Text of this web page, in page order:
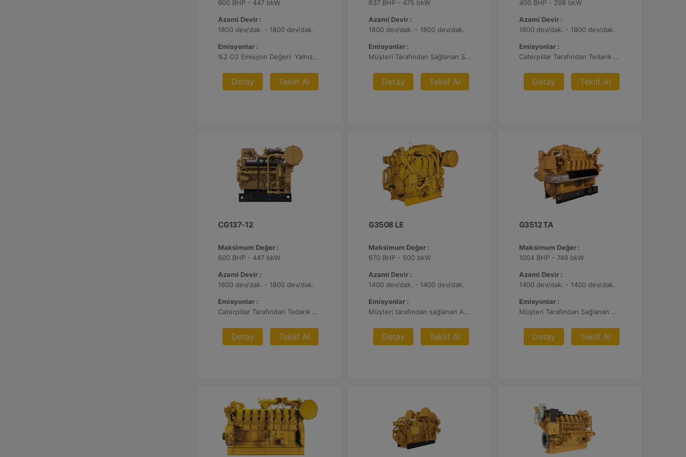
600 BHP - 447 bkW
Azami Devir :
1800 dev/dak. - 1800 dev/dak.
Emisyonlar :
%2 O2 Emisyon Değeri: Yalnızca İhracat
Detay Teklif Al
637 BHP - 475 bkW
Azami Devir :
1800 dev/dak. - 1800 dev/dak.
Emisyonlar :
Müşteri Tarafından Sağlanan SCR Atık Arıtma ile NSPS Saha Uyumluluğuna Sahiptir
Detay Teklif Al
400 BHP - 298 bkW
Azami Devir :
1800 dev/dak. - 1800 dev/dak.
Emisyonlar :
Caterpillar Tarafından Tedarik Edilen veya Müşteri Tarafından Sağlanan Atık Arıtma ile NSPS Saha Uyumluluğuna Sahiptir, %0,5 O2 Ayar Noktası
Detay Teklif Al
CG137-12
Maksimum Değer :
600 BHP - 447 bkW
Azami Devir :
1800 dev/dak. - 1800 dev/dak.
Emisyonlar :
Caterpillar Tarafından Tedarik Edilen AFRC ve Müşteri Tarafından Sağlanan Atık Arıtma ile NSPS Saha Uyumluluğuna Sahiptir, %0,5 O2 Ayar Noktası
Detay Teklif Al
G3508 LE
Maksimum Değer :
670 BHP - 500 bkW
Azami Devir :
1400 dev/dak. - 1400 dev/dak.
Emisyonlar :
Müşteri tarafından sağlanan Atık Arıtma ile 2 g/bhp-sa. NOx
Detay Teklif Al
G3512 TA
Maksimum Değer :
1004 BHP - 749 bkW
Azami Devir :
1400 dev/dak. - 1400 dev/dak.
Emisyonlar :
Müşteri Tarafından Sağlanan Atık Arıtma ile NSPS Saha Uyumluluğuna Sahiptir, 0,5 g/bhp-sa. NOx
Detay Teklif Al